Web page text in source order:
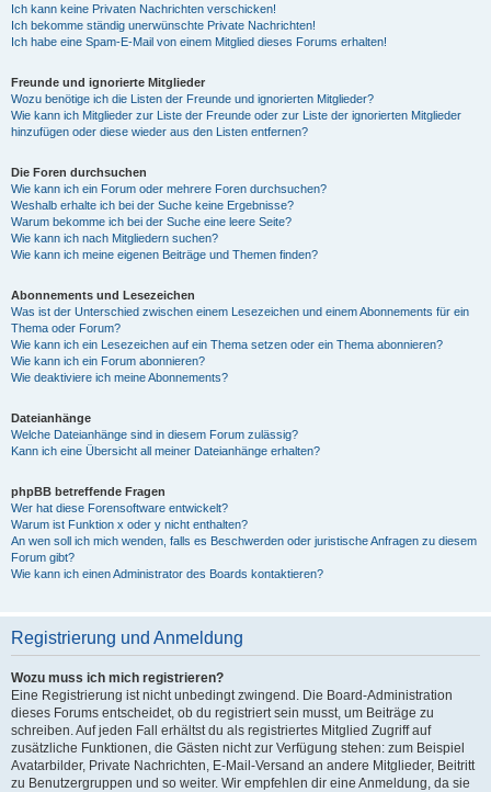
Ich kann keine Privaten Nachrichten verschicken!
Ich bekomme ständig unerwünschte Private Nachrichten!
Ich habe eine Spam-E-Mail von einem Mitglied dieses Forums erhalten!
Freunde und ignorierte Mitglieder
Wozu benötige ich die Listen der Freunde und ignorierten Mitglieder?
Wie kann ich Mitglieder zur Liste der Freunde oder zur Liste der ignorierten Mitglieder
hinzufügen oder diese wieder aus den Listen entfernen?
Die Foren durchsuchen
Wie kann ich ein Forum oder mehrere Foren durchsuchen?
Weshalb erhalte ich bei der Suche keine Ergebnisse?
Warum bekomme ich bei der Suche eine leere Seite?
Wie kann ich nach Mitgliedern suchen?
Wie kann ich meine eigenen Beiträge und Themen finden?
Abonnements und Lesezeichen
Was ist der Unterschied zwischen einem Lesezeichen und einem Abonnements für ein
Thema oder Forum?
Wie kann ich ein Lesezeichen auf ein Thema setzen oder ein Thema abonnieren?
Wie kann ich ein Forum abonnieren?
Wie deaktiviere ich meine Abonnements?
Dateianhänge
Welche Dateianhänge sind in diesem Forum zulässig?
Kann ich eine Übersicht all meiner Dateianhänge erhalten?
phpBB betreffende Fragen
Wer hat diese Forensoftware entwickelt?
Warum ist Funktion x oder y nicht enthalten?
An wen soll ich mich wenden, falls es Beschwerden oder juristische Anfragen zu diesem
Forum gibt?
Wie kann ich einen Administrator des Boards kontaktieren?
Registrierung und Anmeldung
Wozu muss ich mich registrieren?
Eine Registrierung ist nicht unbedingt zwingend. Die Board-Administration
dieses Forums entscheidet, ob du registriert sein musst, um Beiträge zu
schreiben. Auf jeden Fall erhältst du als registriertes Mitglied Zugriff auf
zusätzliche Funktionen, die Gästen nicht zur Verfügung stehen: zum Beispiel
Avatarbilder, Private Nachrichten, E-Mail-Versand an andere Mitglieder, Beitritt
zu Benutzergruppen und so weiter. Wir empfehlen dir eine Anmeldung, da sie